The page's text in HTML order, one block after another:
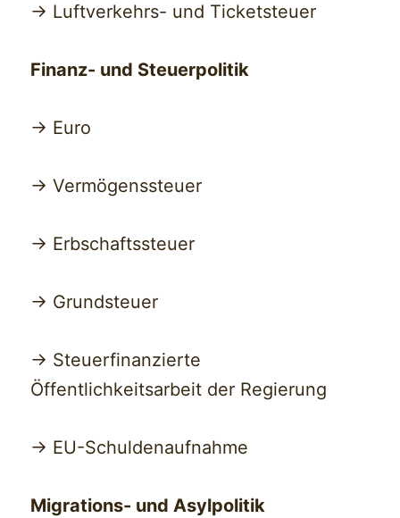
-> Luftverkehrs- und Ticketsteuer
Finanz- und Steuerpolitik
-> Euro
-> Vermögenssteuer
-> Erbschaftssteuer
-> Grundsteuer
-> Steuerfinanzierte
Öffentlichkeitsarbeit der Regierung
-> EU-Schuldenaufnahme
Migrations- und Asylpolitik